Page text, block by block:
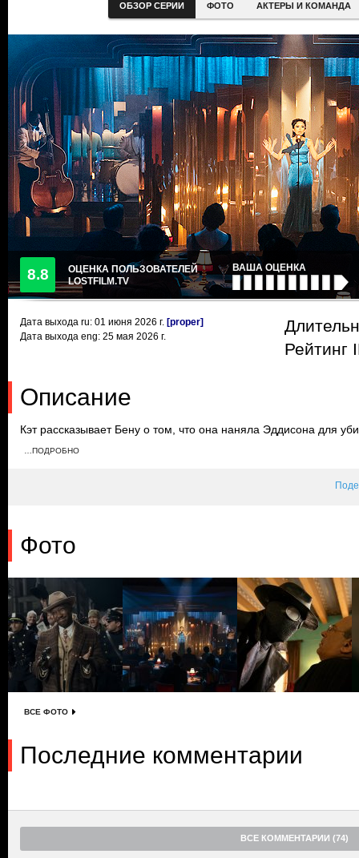
ОБЗОР СЕРИИ ФОТО АКТЕРЫ И КОМАНДА
8.8
ОЦЕНКА ПОЛЬЗОВАТЕЛЕЙ
LOSTFILM.TV
ВАША ОЦЕНКА
Дата выхода ru: 01 июня 2026 г. [proper]
Дата выхода eng: 25 мая 2026 г.
Рейтинг
Описание
Кэт рассказывает Бену о том, что она наняла Эддисона для
подслушивает Марко. Сильвермейн использует его, чтобы
…ПОДРОБНО
Фото
ВСЕ ФОТО
Последние комментарии
ВСЕ КОММЕНТАРИИ (74)